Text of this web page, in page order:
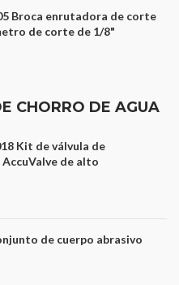
Broca enrutadora de corte
de corte de 1/8"
CHORRO DE AGUA
Kit de válvula de
de alto
de cuerpo abrasivo